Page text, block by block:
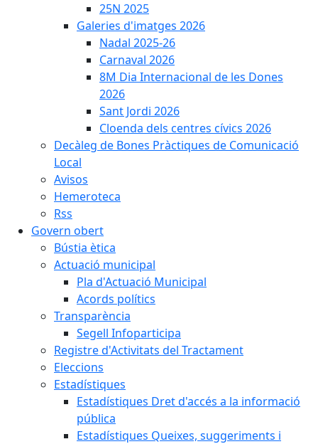
25N 2025
Galeries d'imatges 2026
Nadal 2025-26
Carnaval 2026
8M Dia Internacional de les Dones
2026
Sant Jordi 2026
Cloenda dels centres cívics 2026
Decàleg de Bones Pràctiques de Comunicació
Local
Avisos
Hemeroteca
Rss
Govern obert
Bústia ètica
Actuació municipal
Pla d'Actuació Municipal
Acords polítics
Transparència
Segell Infoparticipa
Registre d'Activitats del Tractament
Eleccions
Estadístiques
Estadístiques Dret d'accés a la informació
pública
Estadístiques Queixes, suggeriments i